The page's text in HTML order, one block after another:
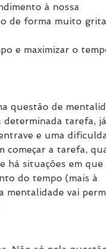
à nossa
de forma muito
e maximizar o
questão de
tarefa, já
e uma
começar a tarefa,
há situações em que
do tempo (mais à
mentalidade vai